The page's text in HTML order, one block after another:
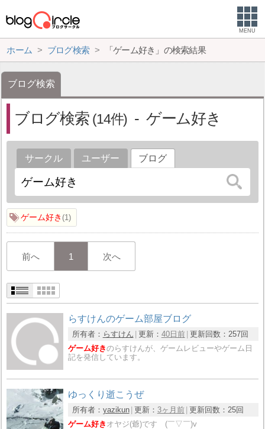
MENU
ホーム ブログ検索 「ゲーム好き」の検索結果
ブログ検索
ブログ検索 14 ゲーム好き
サークル ユーザー ブログ
ゲーム好き 1
前へ 1 次へ
らすけんのゲーム部屋ブログ
所有者： らすけん 更新： 40日前 更新回数： 257回
ゲーム好きのらすけんが、ゲームレビューやゲーム日
記を発信しています。
ゆっくり逝こうぜ
所有者： yazikun 更新： 3ヶ月前 更新回数： 25回
ゲーム好き オヤジ(爺)です (￣▽￣)v